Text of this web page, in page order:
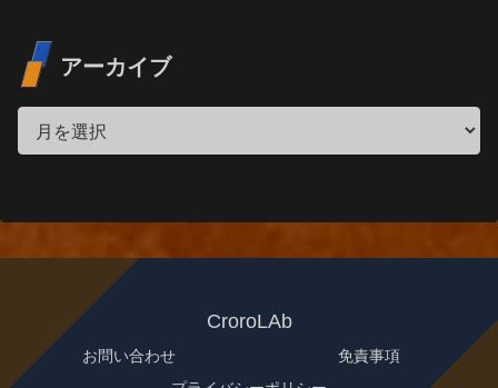
アーカイブ
CroroLAb
お問い合わせ
免責事項